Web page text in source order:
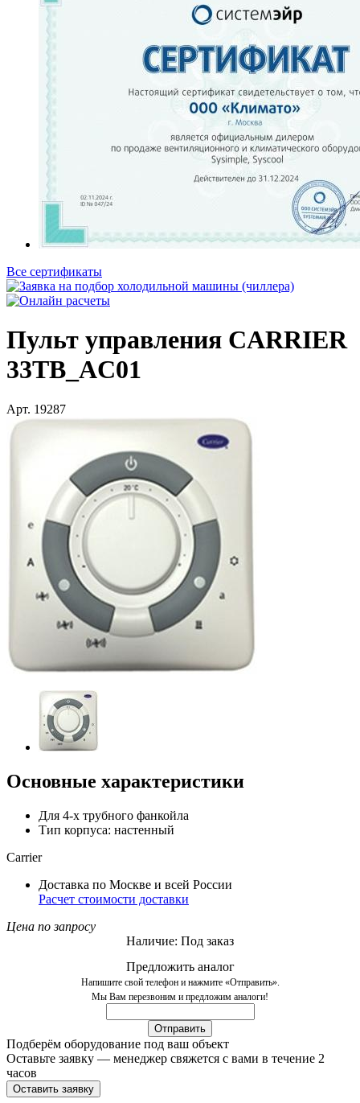
Все сертификаты
Пульт управления CARRIER
33TВ_AC01
Арт. 19287
Основные характеристики
Для 4-х трубного фанкойла
Тип корпуса: настенный
Carrier
Доставка по Москве и всей России
Расчет стоимости доставки
Цена по запросу
Наличие: Под заказ
Предложить аналог
Напишите свой телефон и нажмите «Отправить».
Мы Вам перезвоним и предложим аналоги!
Подберём оборудование под ваш объект
Оставьте заявку — менеджер свяжется с вами в течение 2
часов
Оставить заявку